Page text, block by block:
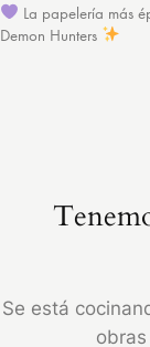
La papelería más
Demon Hunters
Se está